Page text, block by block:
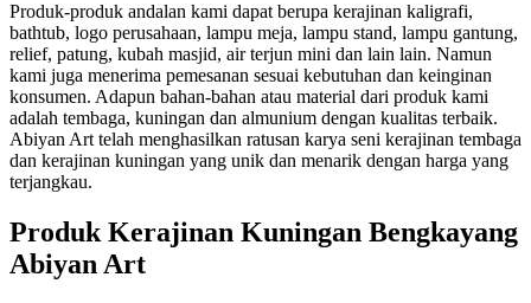
Produk-produk andalan kami dapat berupa kerajinan kaligrafi,
bathtub, logo perusahaan, lampu meja, lampu stand, lampu gantung,
relief, patung, kubah masjid, air terjun mini dan lain lain. Namun
kami juga menerima pemesanan sesuai kebutuhan dan keinginan
konsumen. Adapun bahan-bahan atau material dari produk kami
adalah tembaga, kuningan dan almunium dengan kualitas terbaik.
Abiyan Art telah menghasilkan ratusan karya seni kerajinan tembaga
dan kerajinan kuningan yang unik dan menarik dengan harga yang
terjangkau.
Produk Kerajinan Kuningan Bengkayang
Abiyan Art